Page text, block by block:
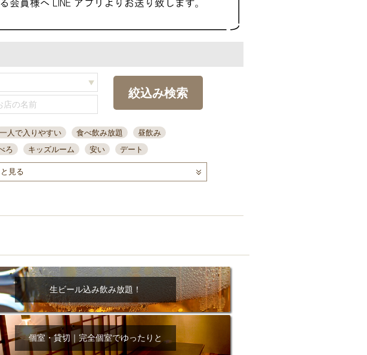
絞込み検索
一人で入りやすい 食べ飲み放題
昼飲み
ろ キッズルーム 安い
デート
大人数
スタ映え 座敷席 記念日 泡盛
喫煙可
ー 観光客に人気 大部屋30名
カウンター
クリスマス 和食
クーポン
沖縄料理 スイーツ
結納・顔会わせ
奏 気軽に一杯
店内全面禁煙
製料理
美栄橋駅周辺
プンテラス マトン・ラム肉
洋食
景・景色◎ 夜12時以降入店可
サプライズ
見る
生ビール込み飲み放題！
個室・貸切｜完全個室でゆったりと